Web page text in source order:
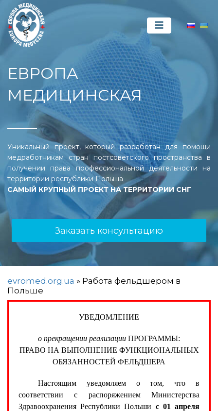
ЕВРОПА
МЕДИЦИНСКАЯ
Уникальный проект, который разработан для помощи
медработникам стран постсоветского пространства в
получении права профессиональной деятельности на
территории республики Польша
САМЫЙ КРУПНЫЙ ПРОЕКТ НА ТЕРРИТОРИИ СНГ
Заказать консультацию
evromed.org.ua » Работа фельдшером в
Польше
УВЕДОМЛЕНИЕ
о прекращении реализации ПРОГРАММЫ:
ПРАВО НА ВЫПОЛНЕНИЕ ФУНКЦИОНАЛЬНЫХ
ОБЯЗАННОСТЕЙ ФЕЛЬДШЕРА
Настоящим уведомляем о том, что в
соответствии с распоряжением Министерства
Здравоохранения Республики Польши с 01 апреля